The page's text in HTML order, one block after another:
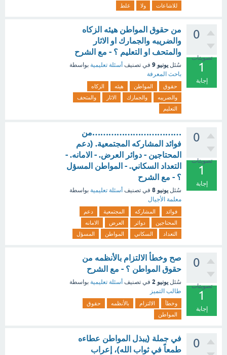
للاشاعات ولا غلط
0
تصويتات
1
إجابة
من حقوق المواطن هيئه الزكاه
والضريبه والجمارك او الاثار
والمتحف او التعليم ؟ - مع الشرح
سُئل يونيو 9 في تصنيف أسئلة تعليمية بواسطة
باحث المعرفة
حقوق المواطن هيئه
الزكاه
والضريبه
والجمارك الاثار
والمتحف
التعليم
0
تصويتات
1
إجابة
……………………………من
فوائد المشاركه المجتمعية. (دعم
المحتاجين - دوائر العرض. - الامانه. -
التعداد السكاني. - المواطن المسؤل
؟ - مع الشرح
سُئل يونيو 8 في تصنيف أسئلة تعليمية بواسطة
معلمة الأجيال
فوائد المشاركه المجتمعية
دعم
المحتاجين
دوائر العرض
الامانه
التعداد
السكاني المواطن المسؤل
0
تصويتات
1
إجابة
‏صح وخطأ الالتزام بالأنظمه من
حقوق المواطن ؟ - مع الشرح
سُئل يونيو 2 في تصنيف أسئلة تعليمية بواسطة
طالب التميز
وخطأ الالتزام بالأنظمه
حقوق
المواطن
0
في جملة (يبذل المواطن عطاءه
طمعاً في ثواب الله)، إعراب